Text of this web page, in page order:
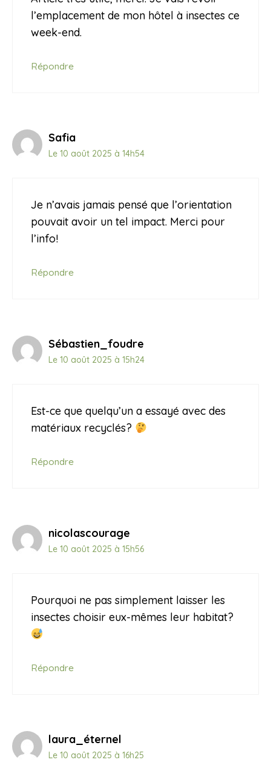
l’emplacement de mon hôtel à insectes ce
week-end.
Répondre
Safia
Le 10 août 2025 à 14h54
Je n’avais jamais pensé que l’orientation
pouvait avoir un tel impact. Merci pour
l’info!
Répondre
Sébastien_foudre
Le 10 août 2025 à 15h24
Est-ce que quelqu’un a essayé avec des
matériaux recyclés?
Répondre
nicolascourage
Le 10 août 2025 à 15h56
Pourquoi ne pas simplement laisser les
insectes choisir eux-mêmes leur habitat?
Répondre
laura_éternel
Le 10 août 2025 à 16h25